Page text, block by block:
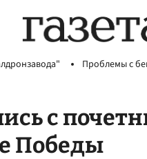
Проблемы с
с
Победы